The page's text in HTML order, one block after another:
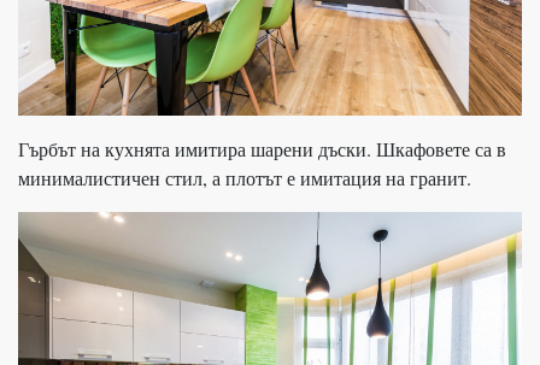
Гърбът на кухнята имитира шарени дъски. Шкафовете са в
минималистичен стил, а плотът е имитация на гранит.